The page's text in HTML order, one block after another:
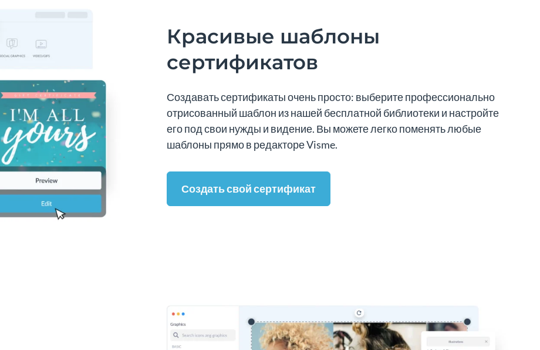
Красивые шаблоны
сертификатов
Создавать сертификаты очень просто: выберите профессионально
отрисованный шаблон из нашей бесплатной библиотеки и настройте
его под свои нужды и видение. Вы можете легко поменять любые
шаблоны прямо в редакторе Visme.
Создать свой сертификат